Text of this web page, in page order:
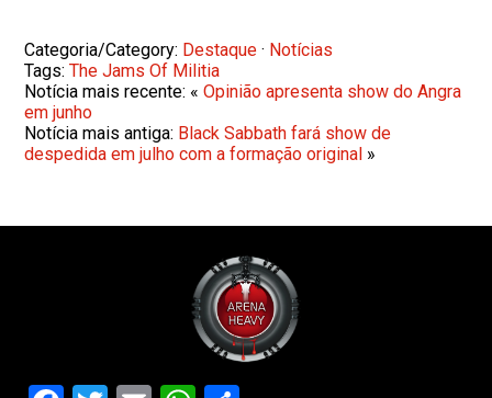
Categoria/Category: Destaque · Notícias
Tags:The Jams Of Militia
Notícia mais recente: «Opinião apresenta show do Angra
em junho
Notícia mais antiga: Black Sabbath fará show de
despedida em julho com a formação original »